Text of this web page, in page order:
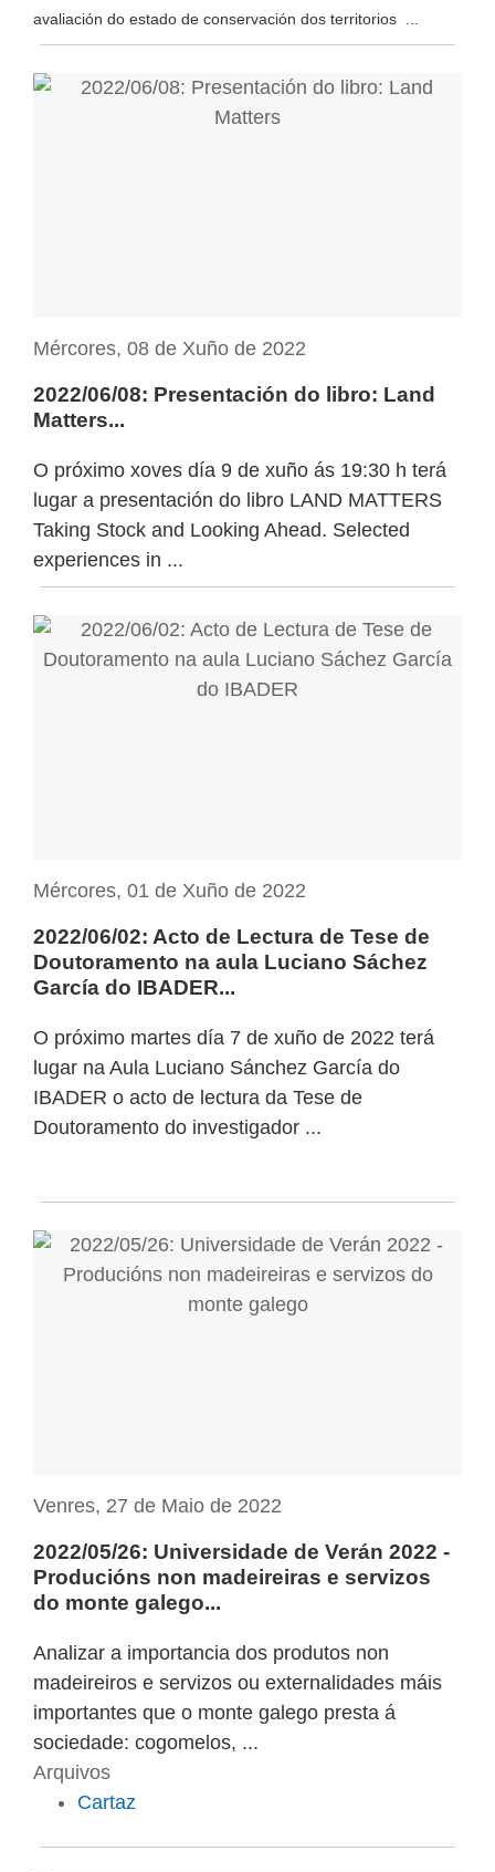
avaliación do estado de conservación dos territorios ...
Mércores, 08 de Xuño de 2022
2022/06/08: Presentación do libro: Land
Matters...
O próximo xoves día 9 de xuño ás 19:30 h terá
lugar a presentación do libro LAND MATTERS
Taking Stock and Looking Ahead. Selected
experiences in ...
Mércores, 01 de Xuño de 2022
2022/06/02: Acto de Lectura de Tese de
Doutoramento na aula Luciano Sáchez
García do IBADER...
O próximo martes día 7 de xuño de 2022 terá
lugar na Aula Luciano Sánchez García do
IBADER o acto de lectura da Tese de
Doutoramento do investigador ...
Venres, 27 de Maio de 2022
2022/05/26: Universidade de Verán 2022 -
Producións non madeireiras e servizos
do monte galego...
Analizar a importancia dos produtos non
madeireiros e servizos ou externalidades máis
importantes que o monte galego presta á
sociedade: cogomelos, ...
Arquivos
Cartaz